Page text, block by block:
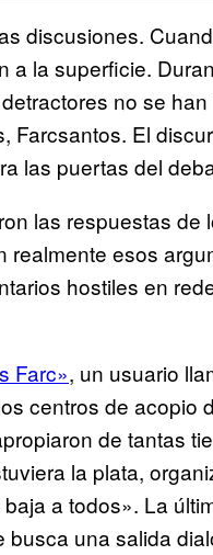
discusiones.
a la superficie.
no se
Farcsantos. El
las puertas del
las respuestas de
realmente esos
hostiles en
Farc», un usuario
centros de acopio
de tantas
la plata,
a todos». La
una salida